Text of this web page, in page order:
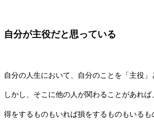
自分が主役だと思っている
自分の人生において、自分のことを「主役
しかし、そこに他の人が関わることがあれ
得をするものもいれば損をするものもいる